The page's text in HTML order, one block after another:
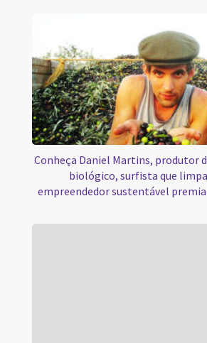
Conheça Daniel Martins, produtor
biológico, surfista que
empreendedor sustentável